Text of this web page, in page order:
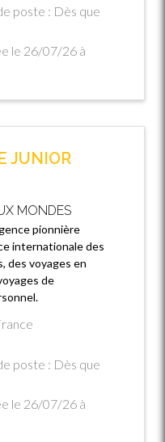
poste : Dès que
le 26/07/26 à
JUNIOR
MONDES
pionnière
internationale des
des voyages en
de
poste : Dès que
le 26/07/26 à